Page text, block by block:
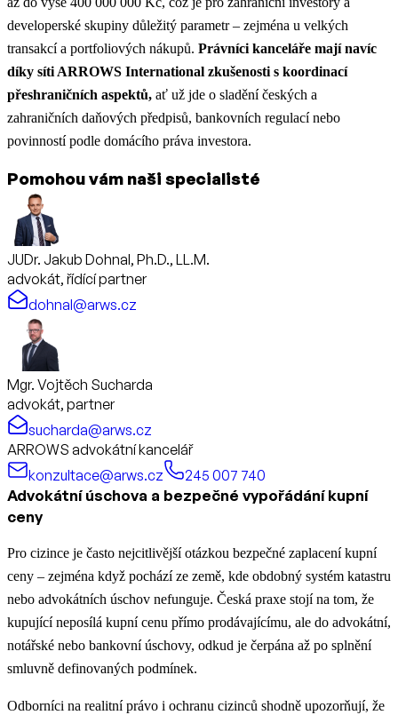
developerské skupiny důležitý parametr – zejména u velkých
transakcí a portfoliových nákupů. Právníci kanceláře mají navíc
díky síti ARROWS International zkušenosti s koordinací
přeshraničních aspektů, ať už jde o sladění českých a
zahraničních daňových předpisů, bankovních regulací nebo
povinností podle domácího práva investora.
Pomohou vám naši specialisté
JUDr. Jakub Dohnal, Ph.D., LL.M.
advokát, řídící partner
dohnal@arws.cz
Mgr. Vojtěch Sucharda
advokát, partner
sucharda@arws.cz
ARROWS advokátní kancelář
konzultace@arws.cz
245 007 740
Advokátní úschova a bezpečné vypořádání kupní
ceny
Pro cizince je často nejcitlivější otázkou bezpečné zaplacení kupní
ceny – zejména když pochází ze země, kde obdobný systém katastru
nebo advokátních úschov nefunguje. Česká praxe stojí na tom, že
kupující neposílá kupní cenu přímo prodávajícímu, ale do advokátní,
notářské nebo bankovní úschovy, odkud je čerpána až po splnění
smluvně definovaných podmínek.
Odborníci na realitní právo i ochranu cizinců shodně upozorňují, že